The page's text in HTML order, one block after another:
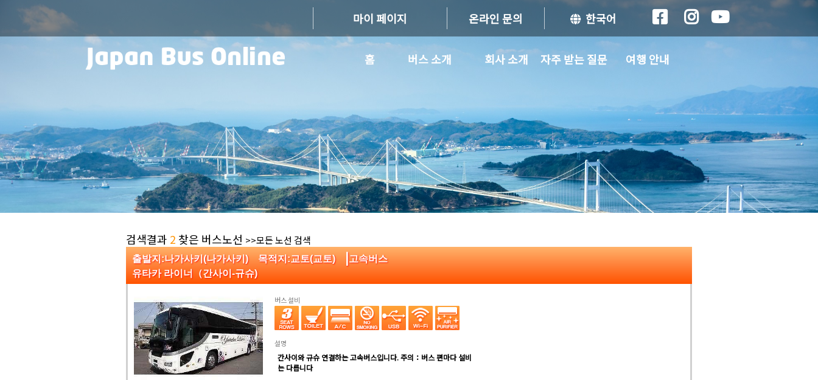
마이 페이지 온라인 문의 한국어
홈 버스 소개 회사 소개 자주 받는 질문 여행 안내
검색결과 2 찾은 버스노선 >>모든 노선 검색
출발지:나가사키(나가사키) 목적지:교토(교토) |고속버스
유타카 라이너（간사이-규슈)
버스 설비
설명
간사이와 규슈 연결하는 고속버스입니다. 주의：버스 편마다 설비
는 다릅니다